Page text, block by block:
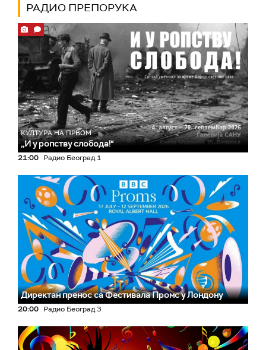
РАДИО ПРЕПОРУКА
КУЛТУРА НА ПРВОМ
,,И у ропству слобода!“
21:00 Радио Београд 1
Директан пренос са Фестивала Промс у Лондону
20:00 Радио Београд 3